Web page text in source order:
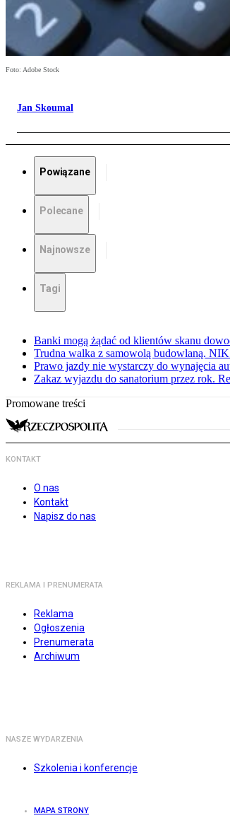
Foto: Adobe Stock
Jan Skoumal
Powiązane
Polecane
Najnowsze
Tagi
Banki mogą żądać od klientów skanu
Trudna walka z samowolą budowlaną.
Prawo jazdy nie wystarczy do wynajęcia
Zakaz wyjazdu do sanatorium przez rok.
Promowane treści
KONTAKT
O nas
Kontakt
Napisz do nas
REKLAMA I PRENUMERATA
Reklama
Ogłoszenia
Prenumerata
Archiwum
NASZE WYDARZENIA
Szkolenia i konferencje
MAPA STRONY